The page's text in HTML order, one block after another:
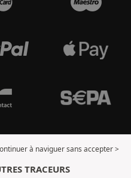
à naviguer sans accepter >
TRACEURS